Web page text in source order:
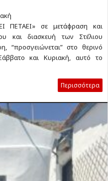
ΠΕΤΑΕΙ» σε μετάφραση και
και διασκευή των Στέλιου
στο θερινό
και Κυριακή, αυτό το
Περισσότερα